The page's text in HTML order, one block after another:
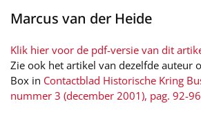
Marcus van der Heide
Klik hier voor de pdf-versie van dit
Zie ook het artikel van dezelfde auteur
Box in Contactblad Historische Kring
nummer 3 (december 2001), pag. 92-96